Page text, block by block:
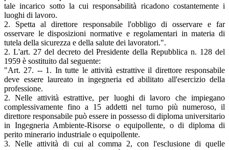
tale incarico sotto la cui responsabilità ricadono costantemente i
luoghi di lavoro.
2. Spetta al direttore responsabile l'obbligo di osservare e far
osservare le disposizioni normative e regolamentari in materia di
tutela della sicurezza e della salute dei lavoratori.".
2. L'art. 27 del decreto del Presidente della Repubblica n. 128 del
1959 è sostituito dal seguente:
"Art. 27. -- 1. In tutte le attività estrattive il direttore responsabile
deve essere laureato in ingegneria ed abilitato all'esercizio della
professione.
2. Nelle attività estrattive, per luoghi di lavoro che impiegano
complessivamente fino a 15 addetti nel turno più numeroso, il
direttore responsabile può essere in possesso di diploma universitario
in Ingegneria Ambiente-Risorse o equipollente, o di diploma di
perito minerario industriale o equipollente.
3. Nelle attività di cui al comma 2, con l'esclusione di quelle